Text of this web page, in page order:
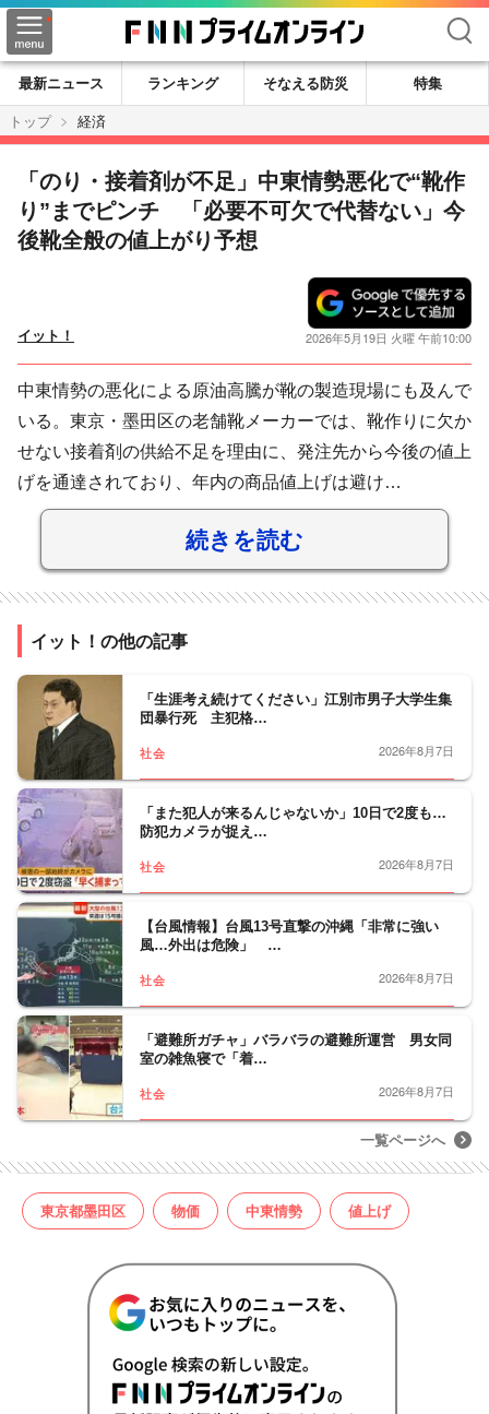
検索
最新ニュース ランキング そなえる防災
特集
トップ
経済
「のり・接着剤が不足」中東情勢悪化で“靴作
り”までピンチ 「必要不可欠で代替ない」今
後靴全般の値上がり予想
イット！ 2026年5月19日 火曜 午前10:00
中東情勢の悪化による原油高騰が靴の製造現場にも及んで
いる。東京・墨田区の老舗靴メーカーでは、靴作りに欠か
せない接着剤の供給不足を理由に、発注先から今後の値上
げを通達されており、年内の商品値上げは避け…
続きを読む
イット！の他の記事
「生涯考え続けてください」江別市男子大学生集
団暴行死 主犯格…
社会 2026年8月7日
「また犯人が来るんじゃないか」10日で2度も…
防犯カメラが捉え…
社会 2026年8月7日
【台風情報】台風13号直撃の沖縄「非常に強い
風…外出は危険」 …
社会 2026年8月7日
「避難所ガチャ」バラバラの避難所運営 男女同
室の雑魚寝で「着…
社会 2026年8月7日
一覧ページへ
東京都墨田区 物価 中東情勢 値上げ